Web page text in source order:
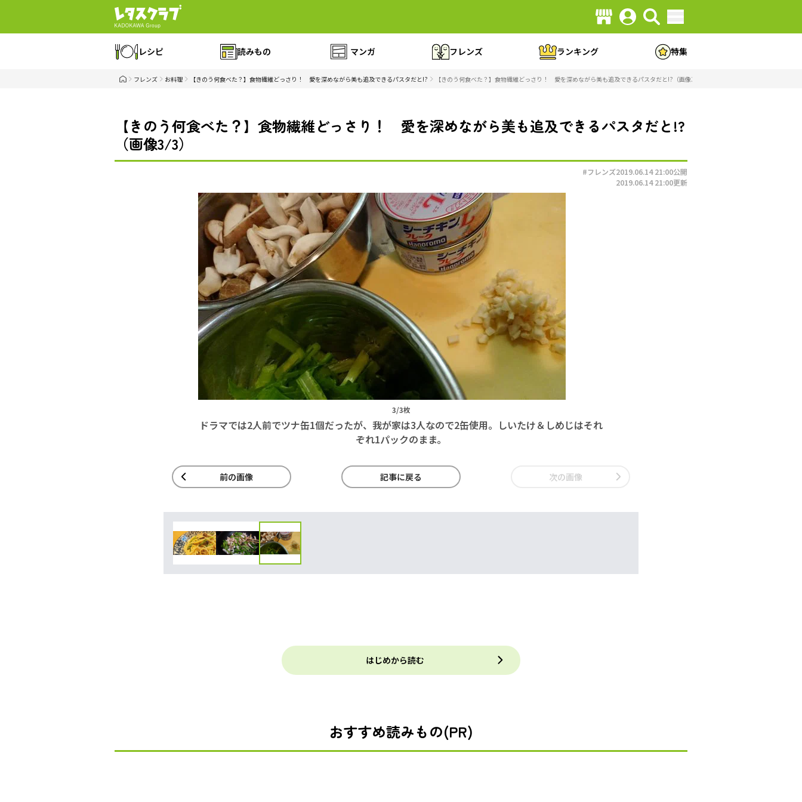
レシピ 読みもの マンガ フレンズ ランキング 特集
フレンズ お料理 【きのう何食べた？】食物繊維どっさり！ 愛を深めながら美も追及できるパスタだと!? 【きのう何食べた？】食物繊維どっさり！ 愛を深めながら美も追及できるパスタだと!?（画像3/3）
【きのう何食べた？】食物繊維どっさり！ 愛を深めながら美も追及できるパスタだと!?
（画像3/3）
#フレンズ2019.06.14 21:00公開
2019.06.14 21:00更新
3/3枚
ドラマでは2人前でツナ缶1個だったが、我が家は3人なので2缶使用。しいたけ＆しめじはそれ
ぞれ1パックのまま。
前の画像 記事に戻る 次の画像
はじめから読む
おすすめ読みもの(PR)